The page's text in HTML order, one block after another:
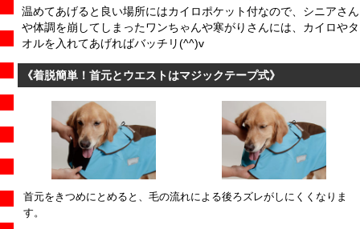
温めてあげると良い場所にはカイロポケット付なので、シニアさん
や体調を崩してしまったワンちゃんや寒がりさんには、カイロやタ
オルを入れてあげればバッチリ(^^)v
《着脱簡単！首元とウエストはマジックテープ式》
首元をきつめにとめると、毛の流れによる後ろズレがしにくくなりま
す。